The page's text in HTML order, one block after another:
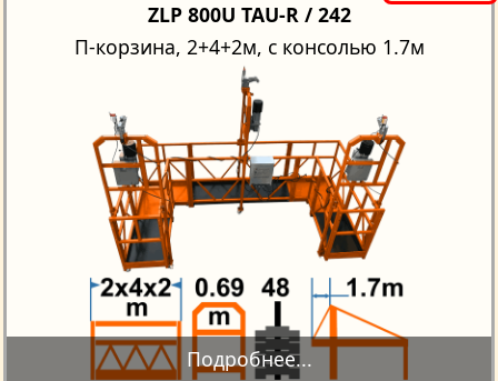
ZLP 800U TAU-R / 242
П-корзина, 2+4+2м, с консолью 1.7м